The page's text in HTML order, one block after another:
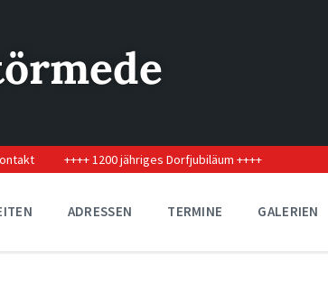
++++ 1200 jähriges Dorfjubiläum ++++
ADRESSEN TERMINE GALERIEN